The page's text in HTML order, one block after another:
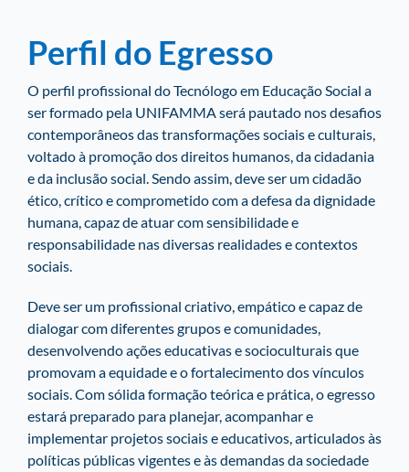
Perfil do Egresso
O perfil profissional do Tecnólogo em Educação Social a
ser formado pela UNIFAMMA será pautado nos desafios
contemporâneos das transformações sociais e culturais,
voltado à promoção dos direitos humanos, da cidadania
e da inclusão social. Sendo assim, deve ser um cidadão
ético, crítico e comprometido com a defesa da dignidade
humana, capaz de atuar com sensibilidade e
responsabilidade nas diversas realidades e contextos
sociais.
Deve ser um profissional criativo, empático e capaz de
dialogar com diferentes grupos e comunidades,
desenvolvendo ações educativas e socioculturais que
promovam a equidade e o fortalecimento dos vínculos
sociais. Com sólida formação teórica e prática, o egresso
estará preparado para planejar, acompanhar e
implementar projetos sociais e educativos, articulados às
políticas públicas vigentes e às demandas da sociedade